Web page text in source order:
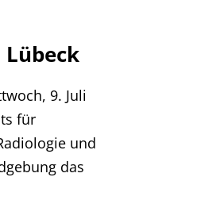
9. Juli
für
und
das